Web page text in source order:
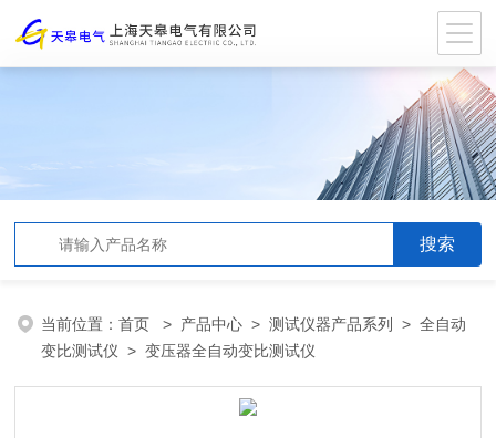
当前位置：首页 > 产品中心 >测试仪器产品系列 >全自动
变比测试仪 > 变压器全自动变比测试仪